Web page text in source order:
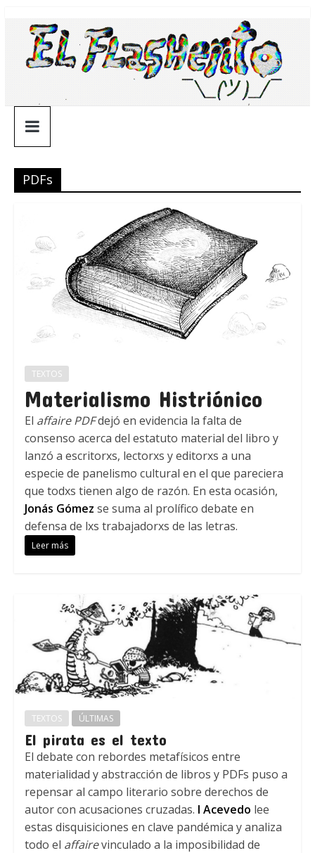
contenido
¯\_(ツ)_/
¯
PDFs
TEXTOS
Materialismo Histriónico
El affaire PDFdejó en evidencia la falta de
consenso acerca del estatuto material del libro y
lanzó a escritorxs, lectorxs y editorxs a una
especie de panelismo cultural en el que pareciera
que todxs tienen algo de razón. En esta ocasión,
Jonás Gómez se suma al prolífico debate en
defensa de lxs trabajadorxs de las letras.
Leer más
TEXTOS ÚLTIMAS
El pirata es el texto
El debate con rebordes metafísicos entre
materialidad y abstracción de libros y PDFs puso a
repensar al campo literario sobre derechos de
autor con acusaciones cruzadas. I Acevedo lee
estas disquisiciones en clave pandémica y analiza
todo el affairevinculado a la imposibilidad de